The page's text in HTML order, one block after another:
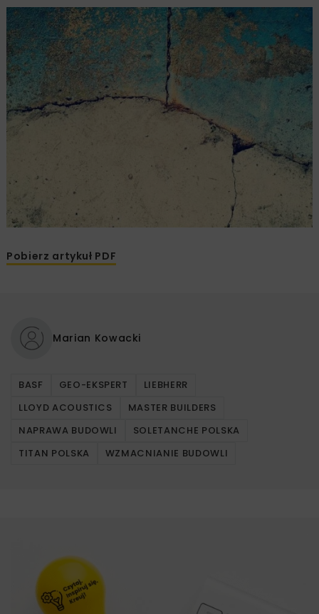
Pobierz artykuł PDF
Marian Kowacki
BASF GEO-EKSPERT
LIEBHERR
LLOYD ACOUSTICS
MASTER BUILDERS
NAPRAWA BUDOWLI
SOLETANCHE POLSKA
TITAN POLSKA
WZMACNIANIE BUDOWLI